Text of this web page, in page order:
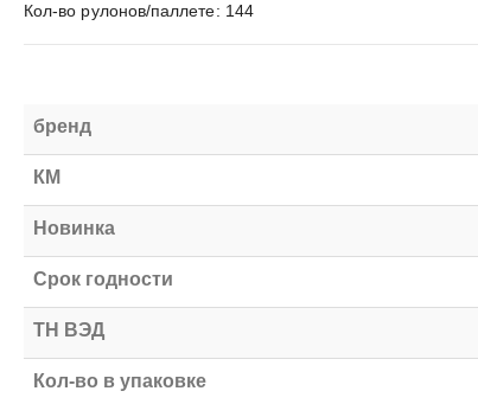
Кол-во рулонов/паллете: 144
бренд
КМ
Новинка
Срок годности
ТН ВЭД
Кол-во в упаковке